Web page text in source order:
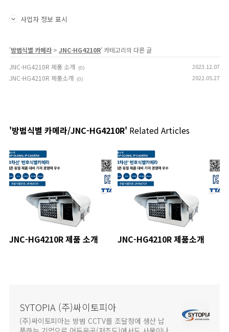
사업자 정보 표시
'방범식별 카메라> JNC-HG4210R' 카테고리의 다른 글
JNC-HG4210R 제품 소개 (0) 2023.12.07
JNC-HG4210R 제품소개 (0) 2022.05.27
'방범식별 카메라/JNC-HG4210R' Related Articles
JNC-HG4210R 제품 소개 JNC-HG4210R 제품소개
SYTOPIA (주)싸이토피아
(주)싸이토피아는 방범 CCTV를 조달청에 생산 납